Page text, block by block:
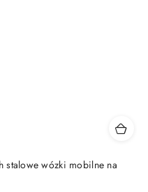
stalowe wózki mobilne na